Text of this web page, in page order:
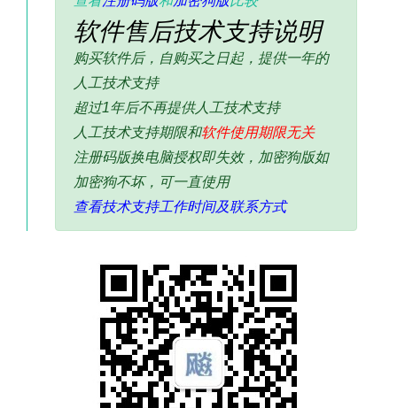
软件售后技术支持说明
购买软件后，自购买之日起，提供一年的
人工技术支持
超过1年后不再提供人工技术支持
人工技术支持期限和软件使用期限无关
注册码版换电脑授权即失效，加密狗版如
加密狗不坏，可一直使用
查看技术支持工作时间及联系方式